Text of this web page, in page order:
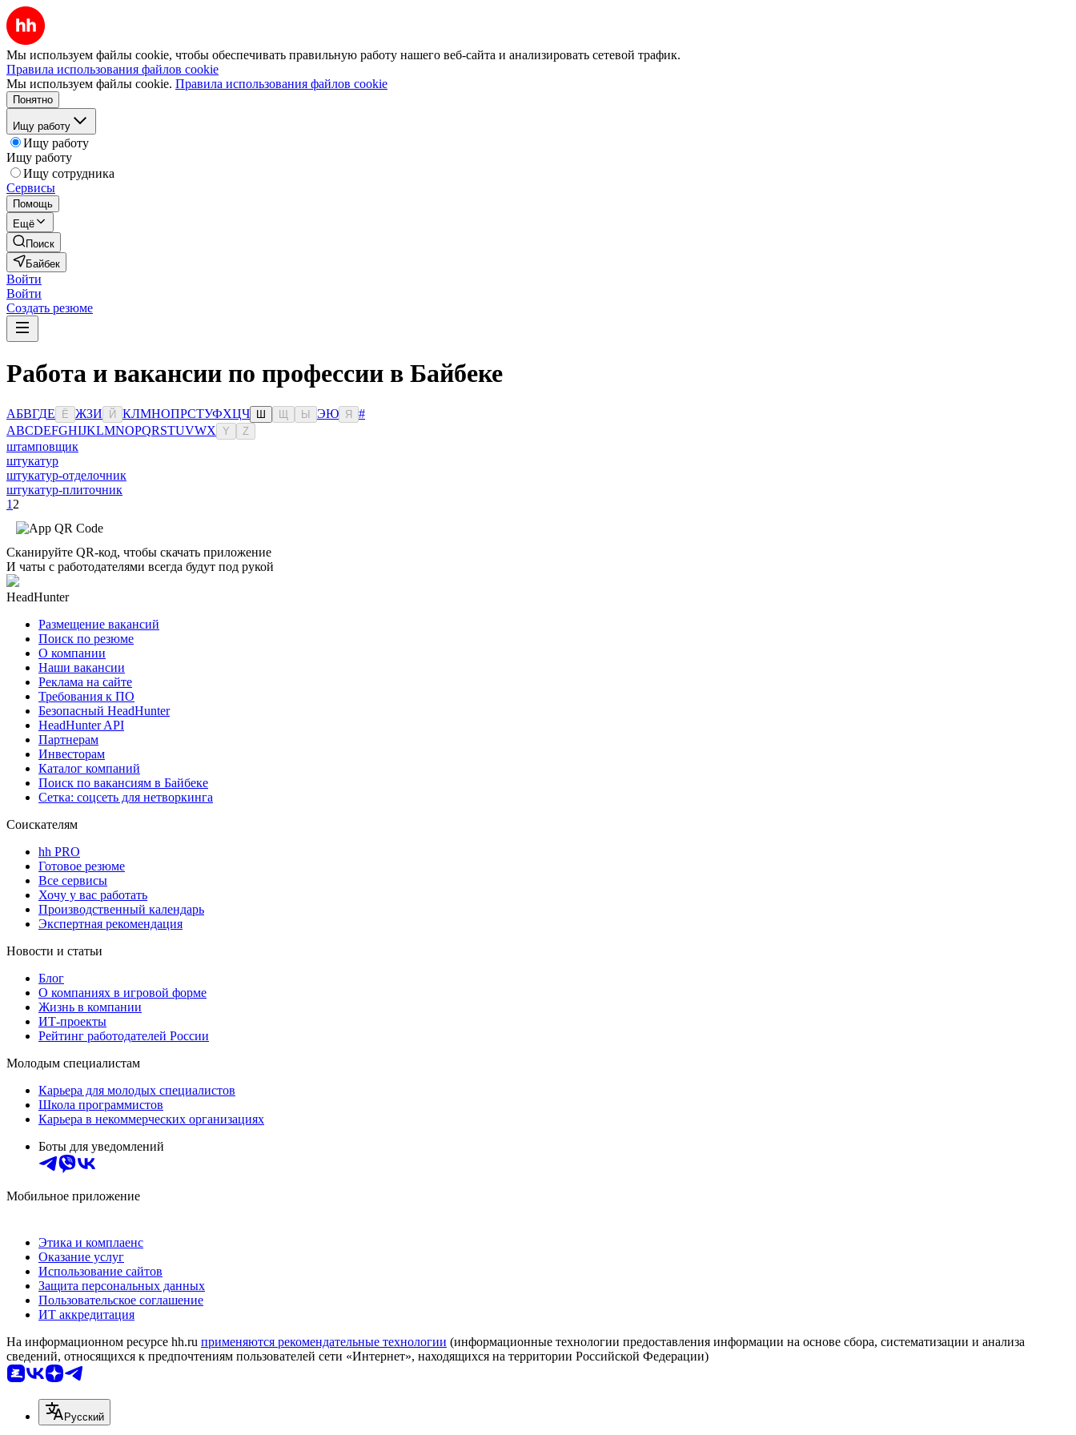
Мы используем файлы cookie, чтобы обеспечивать правильную работу нашего веб-сайта и анализировать сетевой трафик.
Правила использования файлов cookie
Мы используем файлы cookie. Правила использования файлов cookie
Понятно
Ищу работу
Ищу работу
Ищу работу
Ищу сотрудника
Сервисы
Помощь
Ещё
Поиск
Байбек
Войти
Войти
Создать резюме
Работа и вакансии по профессии в Байбеке
АБВГДЕ Ё ЖЗИ Й КЛМНОПРСТУФХЦЧ Ы ЭЮ Я
#
ABCDEFGHIJKLMNOPQRSTUVWX Y Z
штамповщик
штукатур
штукатур-отделочник
штукатур-плиточник
1 2
Сканируйте QR-код, чтобы скачать приложение
И чаты с работодателями всегда будут под рукой
HeadHunter
Размещение вакансий
Поиск по резюме
О компании
Наши вакансии
Реклама на сайте
Требования к ПО
Безопасный HeadHunter
HeadHunter API
Партнерам
Инвесторам
Каталог компаний
Поиск по вакансиям в Байбеке
Сетка: соцсеть для нетворкинга
Соискателям
hh PRO
Готовое резюме
Все сервисы
Хочу у вас работать
Производственный календарь
Экспертная рекомендация
Новости и статьи
Блог
О компаниях в игровой форме
Жизнь в компании
ИТ-проекты
Рейтинг работодателей России
Молодым специалистам
Карьера для молодых специалистов
Школа программистов
Карьера в некоммерческих организациях
Боты для уведомлений
Мобильное приложение
Этика и комплаенс
Оказание услуг
Использование сайтов
Защита персональных данных
Пользовательское соглашение
ИТ аккредитация
На информационном ресурсе hh.ru применяются рекомендательные технологии (информационные технологии предоставления информации на основе сбора, систематизации и анализа
сведений, относящихся к предпочтениям пользователей сети «Интернет», находящихся на территории Российской Федерации)
Русский